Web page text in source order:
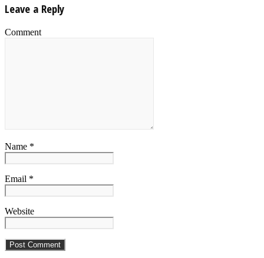
Leave a Reply
Comment
Name *
Email *
Website